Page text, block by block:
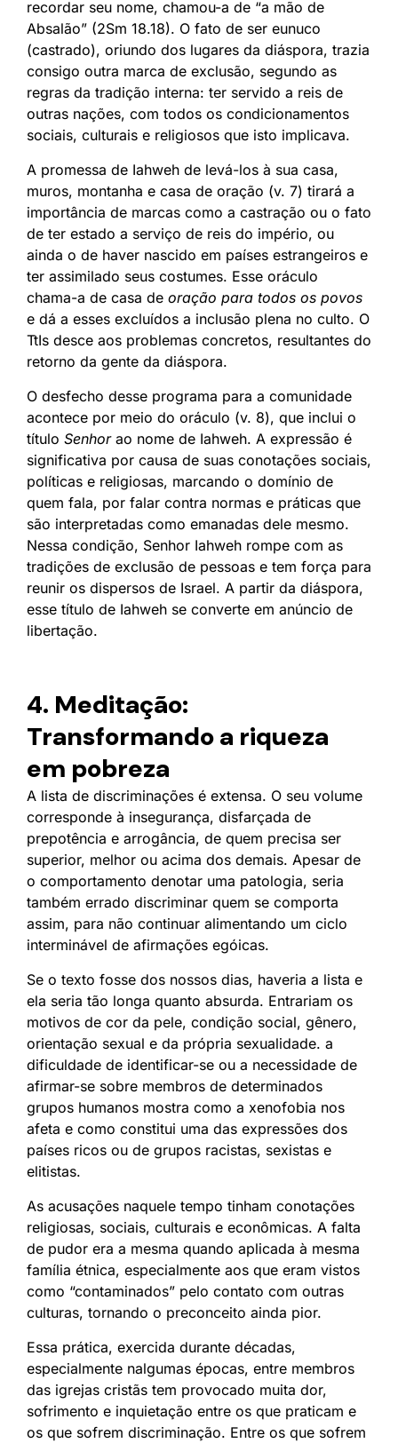
recordar seu nome, chamou-a de “a mão de
Absalão” (2Sm 18.18). O fato de ser eunuco
(castrado), oriundo dos lugares da diáspora, trazia
consigo outra marca de exclusão, segundo as
regras da tradição interna: ter servido a reis de
outras nações, com todos os condicionamentos
sociais, culturais e religiosos que isto implicava.
A promessa de Iahweh de levá-los à sua casa,
muros, montanha e casa de oração (v. 7) tirará a
importância de marcas como a castração ou o fato
de ter estado a serviço de reis do império, ou
ainda o de haver nascido em países estrangeiros e
ter assimilado seus costumes. Esse oráculo
chama-a de casa de oração para todos os povos
e dá a esses excluídos a inclusão plena no culto. O
TtIs desce aos problemas concretos, resultantes do
retorno da gente da diáspora.
O desfecho desse programa para a comunidade
acontece por meio do oráculo (v. 8), que inclui o
título Senhor ao nome de Iahweh. A expressão é
significativa por causa de suas conotações sociais,
políticas e religiosas, marcando o domínio de
quem fala, por falar contra normas e práticas que
são interpretadas como emanadas dele mesmo.
Nessa condição, Senhor Iahweh rompe com as
tradições de exclusão de pessoas e tem força para
reunir os dispersos de Israel. A partir da diáspora,
esse título de Iahweh se converte em anúncio de
libertação.
4. Meditação:
Transformando a riqueza
em pobreza
A lista de discriminações é extensa. O seu volume
corresponde à insegurança, disfarçada de
prepotência e arrogância, de quem precisa ser
superior, melhor ou acima dos demais. Apesar de
o comportamento denotar uma patologia, seria
também errado discriminar quem se comporta
assim, para não continuar alimentando um ciclo
interminável de afirmações egóicas.
Se o texto fosse dos nossos dias, haveria a lista e
ela seria tão longa quanto absurda. Entrariam os
motivos de cor da pele, condição social, gênero,
orientação sexual e da própria sexualidade. a
dificuldade de identificar-se ou a necessidade de
afirmar-se sobre membros de determinados
grupos humanos mostra como a xenofobia nos
afeta e como constitui uma das expressões dos
países ricos ou de grupos racistas, sexistas e
elitistas.
As acusações naquele tempo tinham conotações
religiosas, sociais, culturais e econômicas. A falta
de pudor era a mesma quando aplicada à mesma
família étnica, especialmente aos que eram vistos
como “contaminados” pelo contato com outras
culturas, tornando o preconceito ainda pior.
Essa prática, exercida durante décadas,
especialmente nalgumas épocas, entre membros
das igrejas cristãs tem provocado muita dor,
sofrimento e inquietação entre os que praticam e
os que sofrem discriminação. Entre os que sofrem